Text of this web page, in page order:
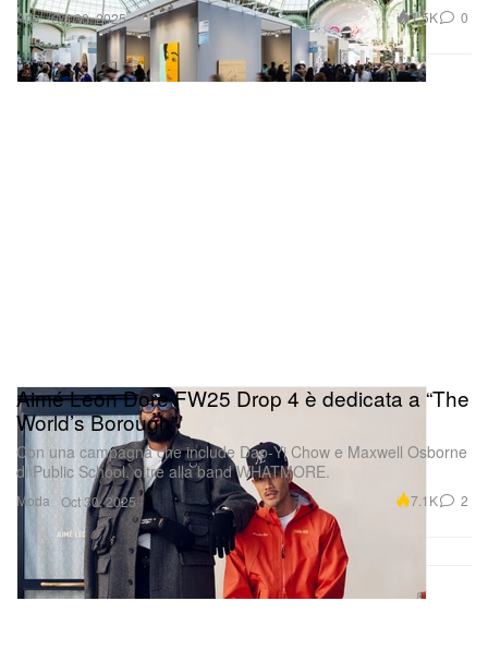
Arte Oct 30, 2025 1.5K 0
Moda
Aimé Leon Dore FW25 Drop 4 è dedicata a “The
World’s Borough”
Con una campagna che include Dao‑Yi Chow e Maxwell Osborne
di Public School, oltre alla band WHATMORE.
Oct 30, 2025 7.1K 2